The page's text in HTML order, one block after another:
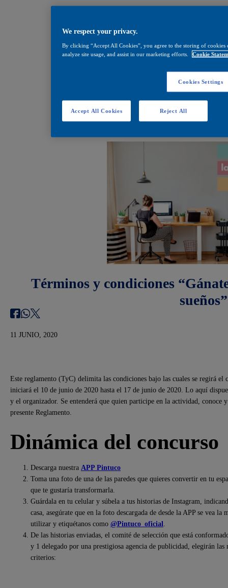
Términos y condiciones
sueños”
11 JUNIO, 2020
Este reglamento (TyC) delimita las condiciones bajo las cuales se regirá el
iniciará el 10 de junio de 2020 hasta el 17 de junio de 2020. Lo aquí
y el organizador. Se entenderá que quien participe en la actividad, conoce
presente Reglamento.
Dinámica del concurso
Descarga nuestra APP Pintuco
Toma una foto de una de las paredes que quieres convertir en tu
que te gustaría transformarla.
Guárdala en tu celular y súbela a tus historias de Instagram,
casa, asegúrate que en la foto descargada de desde la APP se vea
utilizar y etiquétanos como @Pintuco_oficial.
De las historias enviadas, el comité de selección que está
y 1 delegado por una prestigiosa agencia de publicidad, elegirán las
criterios:
We respect your privacy.
By clicking “Accept All Cookies”, you agree to the storing of
analyze site usage, and assist in our marketing efforts.
Cookie
Cookies Settings
Reject All
Accept All Cookies